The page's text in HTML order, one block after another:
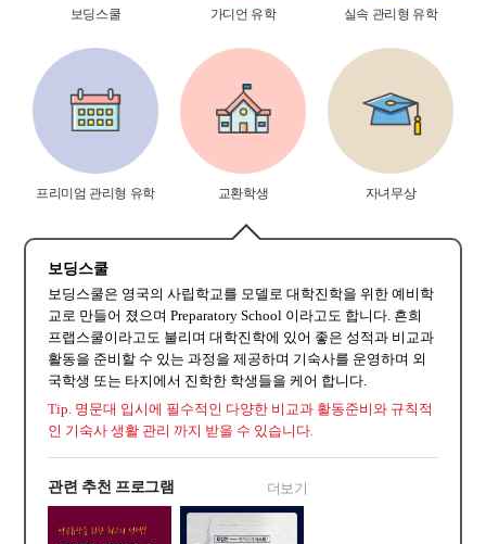
보딩스쿨 가디언 유학 실속 관리형 유학
프리미엄 관리형 유학 교환학생 자녀무상
보딩스쿨
보딩스쿨은 영국의 사립학교를 모델로 대학진학을 위한 예비학
교로 만들어 졌으며 Preparatory School 이라고도 합니다. 흔희
프랩스쿨이라고도 불리며 대학진학에 있어 좋은 성적과 비교과
활동을 준비할 수 있는 과정을 제공하며 기숙사를 운영하며 외
국학생 또는 타지에서 진학한 학생들을 케어 합니다.
Tip. 명문대 입시에 필수적인 다양한 비교과 활동준비와 규칙적
인 기숙사 생활 관리 까지 받을 수 있습니다.
관련 추천 프로그램 더보기